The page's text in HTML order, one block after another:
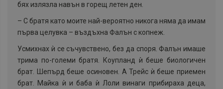
бях излязла навън в горещ летен ден.
– С братя като моите най-вероятно никога няма да имам
първа целувка – въздъхна Фалън с копнеж.
Усмихнах ѝ се съчувствено, без да споря. Фалън имаше
трима по-големи братя. Коупланд ѝ беше биологичен
брат. Шепърд беше осиновен. А Трейс ѝ беше приемен
брат. Майка ѝ и баба ѝ Лоли винаги прибираха деца,